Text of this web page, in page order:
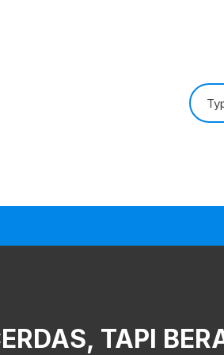
Search
for:
TAPI